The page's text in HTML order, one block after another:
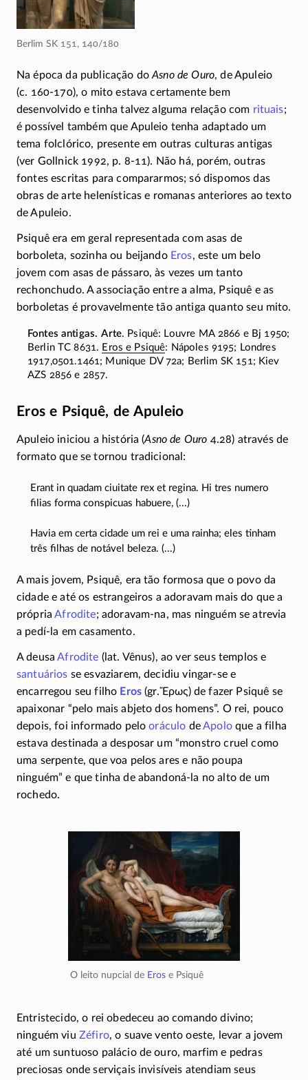
Berlim SK 151, 140/180
Na época da publicação doAsno de Ouro, de Apuleio
(c. 160-170), o mito estava certamente bem
desenvolvido e tinha talvez alguma relação com rituais;
é possível também que Apuleio tenha adaptado um
tema folclórico, presente em outras culturas antigas
(ver Gollnick 1992, p. 8-11). Não há, porém, outras
fontes escritas para compararmos; só dispomos das
obras de arte helenísticas e romanas anteriores ao texto
de Apuleio.
Psiquê era em geral representada com asas de
borboleta, sozinha ou beijando Eros, este um belo
jovem com asas de pássaro, às vezes um tanto
rechonchudo. A associação entre a alma, Psiquê e as
borboletas é provavelmente tão antiga quanto seu mito.
Arte. Psiquê: Louvre MA 2866 e Bj 1950;
BerlinTC 8631 . Eros e Psiquê: Nápoles 9195; Londres
1917,0501.1461; Munique DV 72a; Berlim SK 151; Kiev
AZS 2856 e 2857.
Eros e Psiquê, de Apuleio
Apuleio iniciou a história (Asno de Ouro 4.28) através de
formato que se tornou tradicional:
Erant in quadam ciuitate rex et regina. Hi tres numero
filias forma conspicuas habuere, (...)
Havia em certa cidade um rei e uma rainha; eles tinham
três filhas de notável beleza. (...)
A mais jovem, Psiquê, era tão formosa que o povo da
cidade e até os estrangeiros a adoravam mais do que a
própriaAfrodite; adoravam-na, mas ninguém se atrevia
a pedí-la em casamento.
A deusaAfrodite (lat. Vênus), ao ver seus templos e
santuários se esvaziarem, decidiuvingar-see
encarregou seu filho Eros (gr.Ἔρως) de fazer Psiquê se
apaixonar “pelo mais abjeto dos homens”. O rei, pouco
depois, foi informado pelooráculo deApoloque a filha
estava destinada a desposar um “monstro cruel como
uma serpente, que voa pelos ares e não poupa
ninguém” e que tinha de abandoná-la no alto de um
rochedo.
O leito nupcial de Eros e Psiquê
Entristecido, o rei obedeceu ao comando divino;
ninguém viu Zéfiro, o suave vento oeste, levar a jovem
até um suntuoso palácio de ouro, marfim e pedras
preciosas onde serviçais invisíveis atendiam seus